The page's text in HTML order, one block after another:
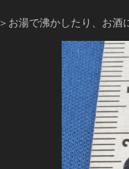
お湯で沸かしたり、お酒